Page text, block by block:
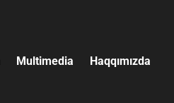
Multimedia
Haqqımızda